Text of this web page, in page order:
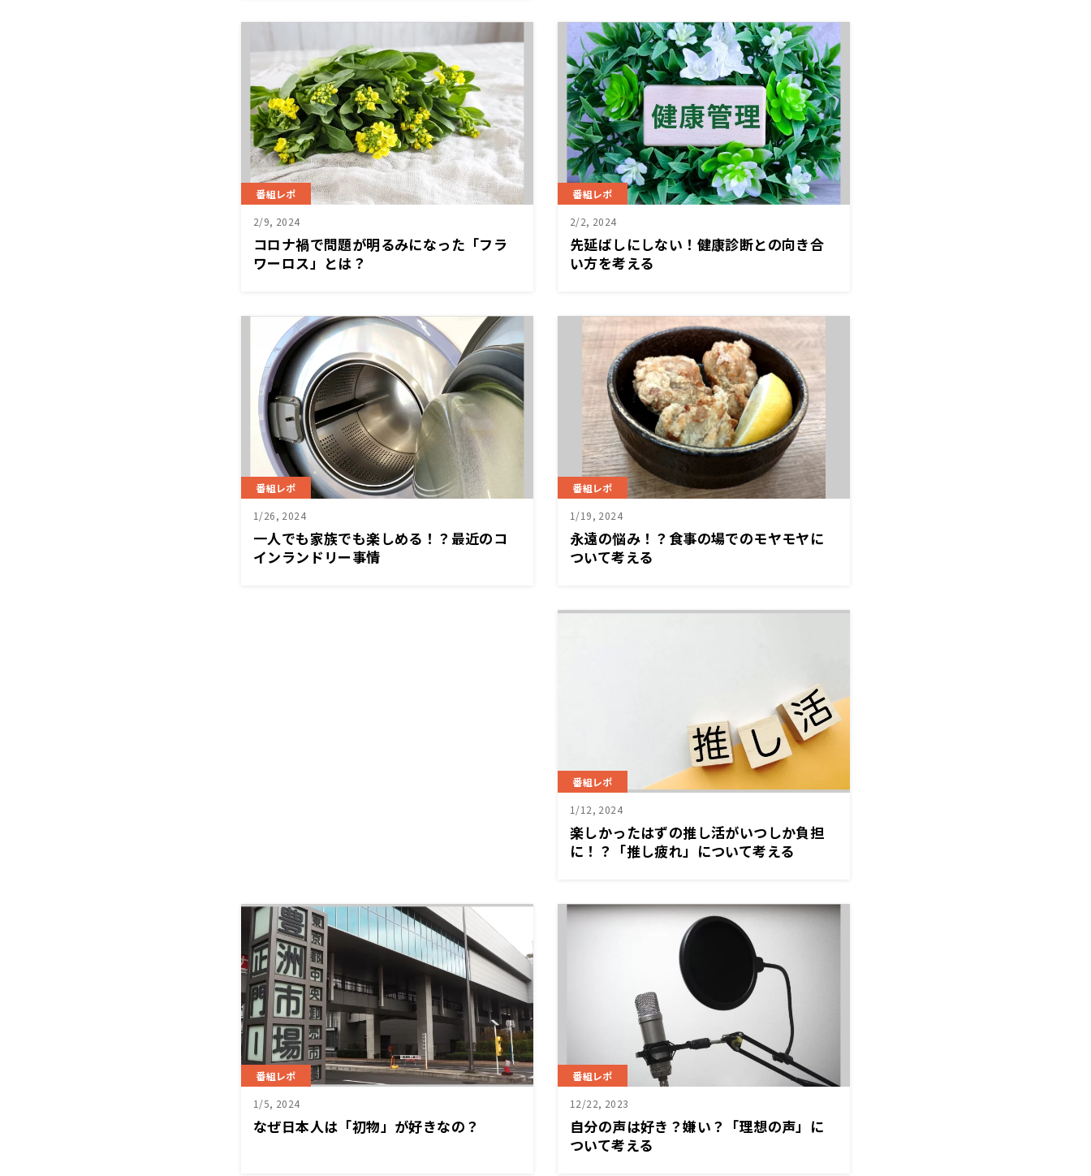
番組レポ
2/9, 2024
コロナ禍で問題が明るみになった「フラ
ワーロス」とは？
番組レポ
2/2, 2024
先延ばしにしない！健康診断との向き合
い方を考える
番組レポ
1/26, 2024
一人でも家族でも楽しめる！？最近のコ
インランドリー事情
番組レポ
1/19, 2024
永遠の悩み！？食事の場でのモヤモヤに
ついて考える
番組レポ
1/12, 2024
楽しかったはずの推し活がいつしか負担
に！？「推し疲れ」について考える
番組レポ
1/5, 2024
なぜ日本人は「初物」が好きなの？
番組レポ
12/22, 2023
自分の声は好き？嫌い？「理想の声」に
ついて考える